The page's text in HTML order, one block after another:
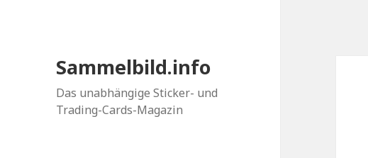
Sammelbild.info
Das unabhängige Sticker- und
Trading-Cards-Magazin